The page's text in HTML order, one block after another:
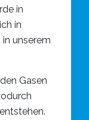
in
in
unserem
Gasen